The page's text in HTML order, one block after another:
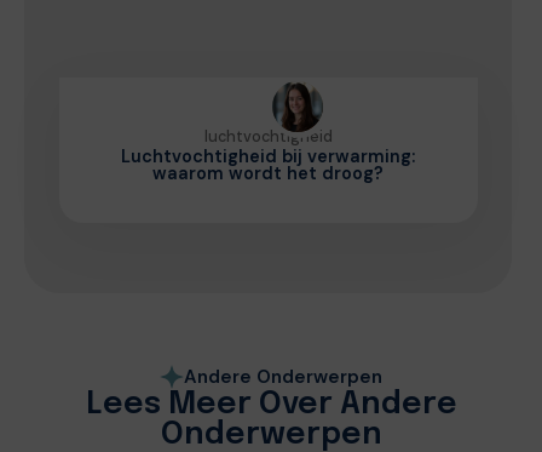
luchtvochtigheid
Luchtvochtigheid bij verwarming:
waarom wordt het droog?
Andere Onderwerpen
Lees Meer Over Andere
Onderwerpen